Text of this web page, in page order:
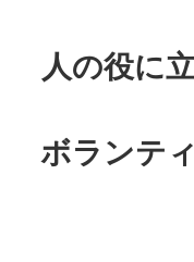
人の役に
ボランテ